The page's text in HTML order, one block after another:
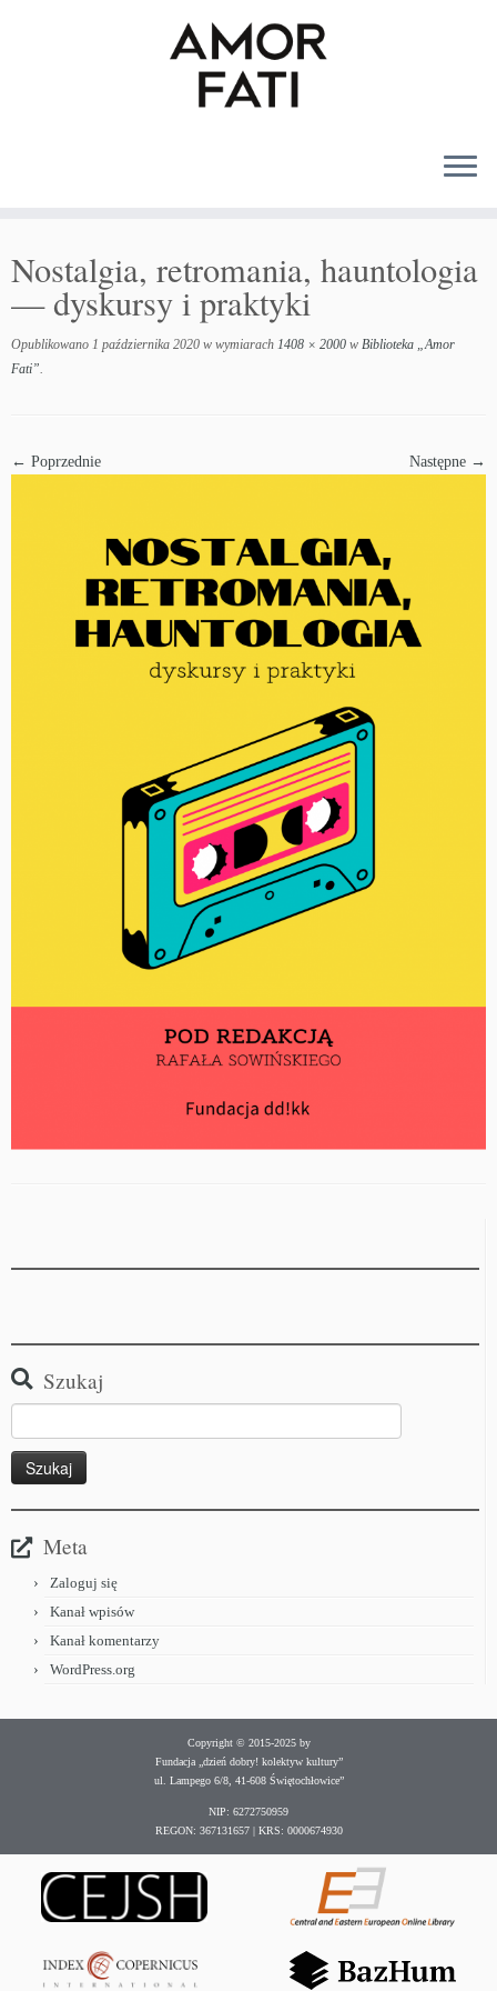
Nostalgia, retromania, hauntologia
— dyskursy i praktyki
Opublikowano 1 października 2020 w wymiarach 1408 × 2000 w Biblioteka „Amor
Fati”.
← Poprzednie Następne →
Szukaj
Meta
Zaloguj się
Kanał wpisów
Kanał komentarzy
WordPress.org
Copyright © 2015-2025 by
Fundacja „dzień dobry! kolektyw kultury”
ul. Lampego 6/8, 41-608 Świętochłowice”
NIP: 6272750959
REGON: 367131657 | KRS: 0000674930